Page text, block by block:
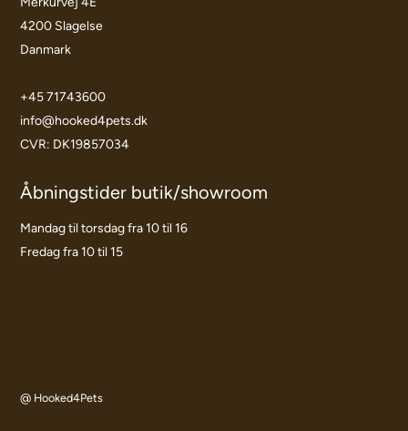
4200 Slagelse
Danmark
+45 71743600
info@hooked4pets.dk
CVR: DK19857034
Åbningstider butik/showroom
Mandag til torsdag fra 10 til 16
Fredag fra 10 til 15
@ Hooked4Pets